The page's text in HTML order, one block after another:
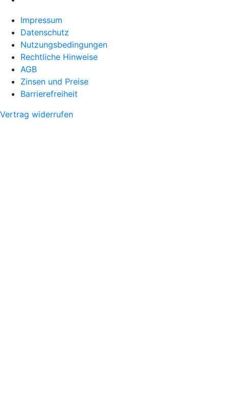
Impressum
Datenschutz
Nutzungsbedingungen
Rechtliche Hinweise
AGB
Zinsen und Preise
Barrierefreiheit
Vertrag widerrufen